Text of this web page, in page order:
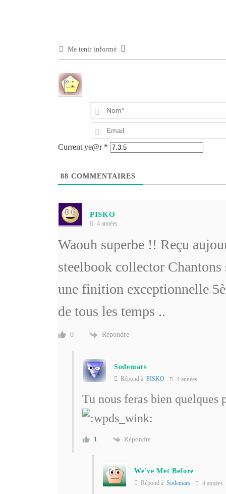
Me tenir informé
Current ye@r *
88 COMMENTAIRES
PISKO
4 années
Waouh superbe !! Reçu
steelbook collector
une finition exceptionnelle
de tous les temps ..
0 Répondre
Sodemars
Répond à PISKO 4 années
Tu nous feras bien quelques
1 Répondre
We've Met Before
Répond à Sodemars 4 années